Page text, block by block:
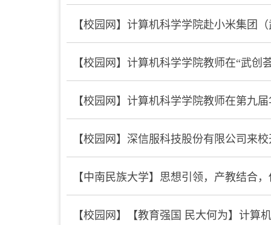
【校园网】计算机科学学院赴小米集团
【校园网】计算机科学学院教师在“武创
【校园网】计算机科学学院教师在第九
【校园网】深信服科技股份有限公司来
【中南民族大学】思想引领，产教结合
【校园网】【教育强国 民大何为】计算